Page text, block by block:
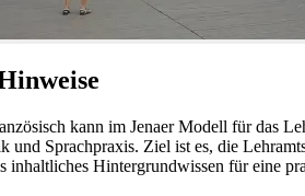
kann im Jenaer Modell für das
und Sprachpraxis. Ziel ist es, die
inhaltliches Hintergrundwissen für eine